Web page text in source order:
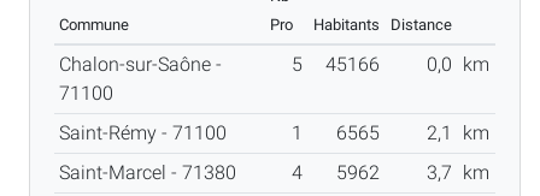
Commune
Pro
Habitants Distance
Chalon-sur-Saône -
71100
5 45166 0,0 km
Saint-Rémy - 71100 1 6565 2,1
km
Saint-Marcel - 71380
4 5962 3,7
km